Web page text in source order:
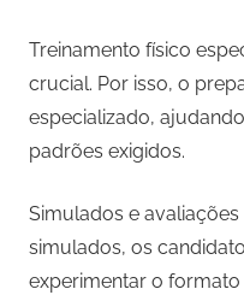
Treinamento físico
crucial. Por isso, o
especializado,
padrões exigidos.
Simulados e
simulados, os
experimentar o